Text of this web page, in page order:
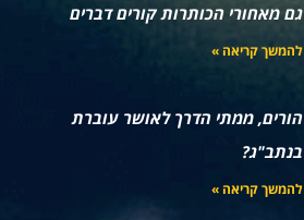
גם מאחורי הכותרות קורים דברים
להמשך קריאה »
הורים, ממתי הדרך לאושר עוברת
בנתב"ג?
להמשך קריאה »